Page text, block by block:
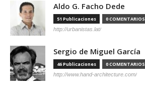
Aldo G. Facho Dede
51 Publicaciones 0 COMENTARIOS
http://urbanistas.lat/
Sergio de Miguel García
46 Publicaciones 0 COMENTARIOS
http://www.hand-architecture.com/